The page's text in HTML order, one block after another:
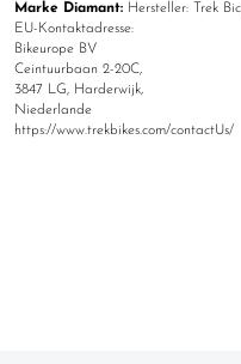
Marke Diamant: Hersteller: Trek
EU-Kontaktadresse:
Bikeurope BV
Ceintuurbaan 2-20C,
3847 LG, Harderwijk,
Niederlande
https://www.trekbikes.com/contactUs/